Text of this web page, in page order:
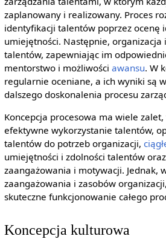
zaplanowany i realizowany. Proces
identyfikacji talentów poprzez ocenę
umiejętności. Następnie,
talentów, zapewniając im
mentorstwo i możliwości awansu. W
regularnie oceniane, a ich wyniki są
dalszego doskonalenia procesu
Koncepcja procesowa ma wiele
efektywne wykorzystanie talentów,
talentów do potrzeb organizacji,
umiejętności i zdolności talentów
zaangażowania i motywacji. Jednak,
zaangażowania i zasobów
skuteczne funkcjonowanie całego
Koncepcja kulturowa